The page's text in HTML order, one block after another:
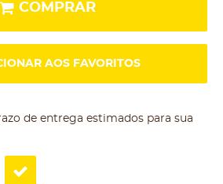
COMPRAR
AOS FAVORITOS
de entrega estimados para sua